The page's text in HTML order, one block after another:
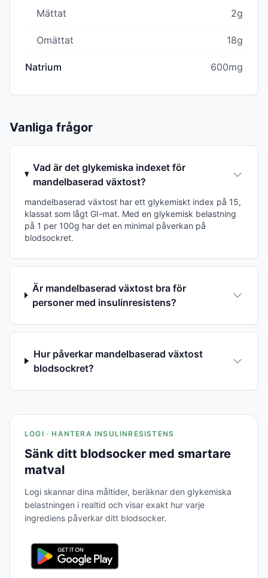
Mättat 2g
Omättat 18g
Natrium 600mg
Vanliga frågor
Vad är det glykemiska indexet för
mandelbaserad växtost?
mandelbaserad växtost har ett glykemiskt index på 15,
klassat som lågt GI-mat. Med en glykemisk belastning
på 1 per 100g har det en minimal påverkan på
blodsockret.
Är mandelbaserad växtost bra för
personer med insulinresistens?
Hur påverkar mandelbaserad växtost
blodsockret?
LOGI · HANTERA INSULINRESISTENS
Sänk ditt blodsocker med smartare
matval
Logi skannar dina måltider, beräknar den glykemiska
belastningen i realtid och visar exakt hur varje
ingrediens påverkar ditt blodsocker.